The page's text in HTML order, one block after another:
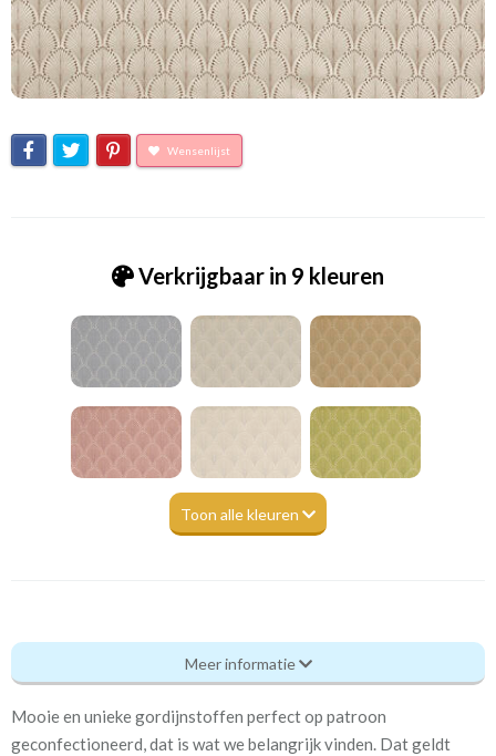
Wensenlijst
Verkrijgbaar in 9 kleuren
Toon alle kleuren
Pt_3828-953 Boudoir gilded
Eigenschappen gordijnstof
Artikelnummer Pt_3828-953 Boudoir gilded
Meer informatie
Mooie en unieke gordijnstoffen perfect op patroon
geconfectioneerd, dat is wat we belangrijk vinden. Dat geldt